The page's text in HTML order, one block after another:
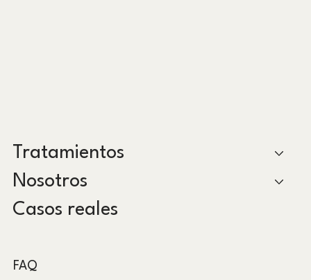
Tratamientos
Nosotros
Casos reales
FAQ